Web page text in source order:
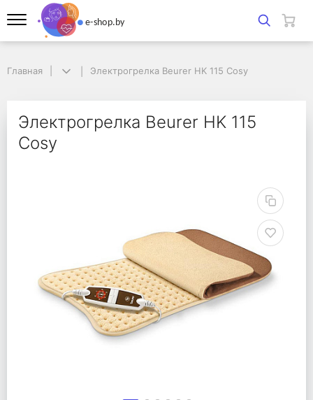
Электрогрелка Beurer HK 115 Cosy
Главная Электрогрелка Beurer HK 115 Cosy
Электрогрелка Beurer HK 115
Cosy